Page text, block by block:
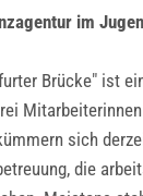
im
Brücke" ist
sich
die